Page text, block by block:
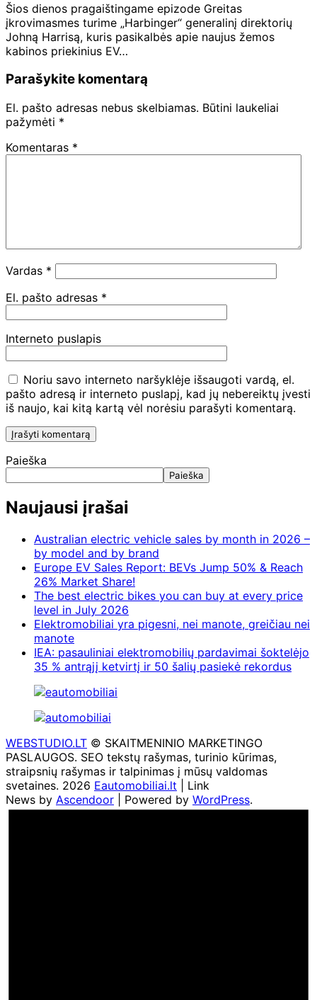
Šios dienos pragaištingame epizode Greitas
įkrovimasmes turime „Harbinger“ generalinį direktorių
Johną Harrisą, kuris pasikalbės apie naujus žemos
kabinos priekinius EV…
Parašykite komentarą
El. pašto adresas nebus skelbiamas. Būtini laukeliai
pažymėti *
Komentaras *
Vardas *
El. pašto adresas *
Interneto puslapis
Noriu savo interneto naršyklėje išsaugoti vardą, el.
pašto adresą ir interneto puslapį, kad jų nebereiktų įvesti
iš naujo, kai kitą kartą vėl norėsiu parašyti komentarą.
Paieška
Paieška
Naujausi įrašai
Australian electric vehicle sales by month in 2026 –
by model and by brand
Europe EV Sales Report: BEVs Jump 50% & Reach
26% Market Share!
The best electric bikes you can buy at every price
level in July 2026
Elektromobiliai yra pigesni, nei manote, greičiau nei
manote
IEA: pasauliniai elektromobilių pardavimai šoktelėjo
35 % antrąjį ketvirtį ir 50 šalių pasiekė rekordus
WEBSTUDIO.LT © SKAITMENINIO MARKETINGO
PASLAUGOS. SEO tekstų rašymas, turinio kūrimas,
straipsnių rašymas ir talpinimas į mūsų valdomas
svetaines. 2026 Eautomobiliai.lt | Link
News by Ascendoor | Powered by WordPress.